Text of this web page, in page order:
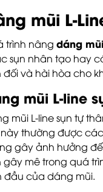
mũi L-
trình nâng dáng
sụn nhân tạo hay
đối và hài hòa cho
mũi L-line
mũi L-line sụn tự
thường được
gây ảnh hưởng
mê trong quá
đầu của dáng mũi.